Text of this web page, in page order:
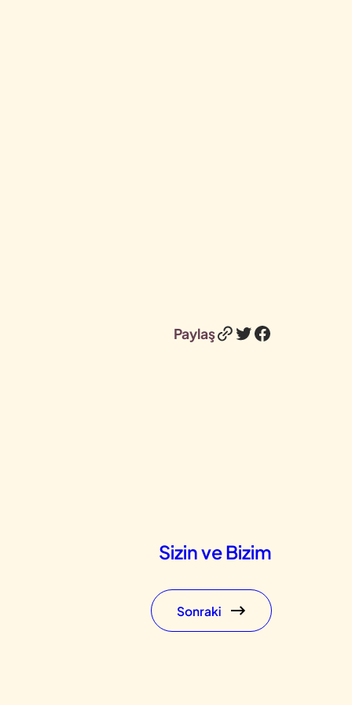
PaylaşBağlantı
Twitter
Facebook
Sizin ve Bizim
Sonraki